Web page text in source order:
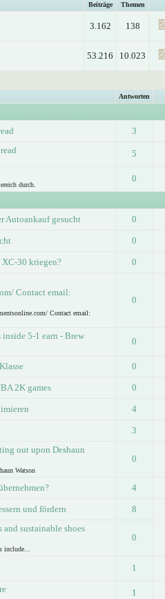
Beiträge Themen
3.162 138
53.216 10.023
Antworten
3
5
durch.
0
Autoankauf gesucht 0
0
XC-30 kriegen? 0
Contact email:
Contact email:
0
5-1 earn - Brew
0
0
2K games 0
4
3
out upon Deshaun
Watson
0
4
und fördern 8
sustainable shoes
include...
0
1
1